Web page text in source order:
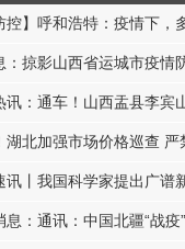
篮子”安全
控】呼和浩特：疫情下，
社业务“不打烊”
：掠影山西省运城市疫情
讯：通车！山西盂县李宾
湖北加强市场价格巡查 严
抬物价
讯丨我国科学家提出广谱
建新策略
：通讯：中国北疆“战疫”